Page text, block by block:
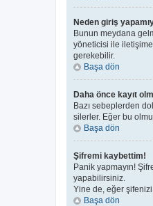
Neden giriş
Bunun meydana
yöneticisi ile
gerekebilir.
Başa dön
Daha önce kayıt
Bazı sebeplerden
silerler. Eğer bu
Başa dön
Şifremi kaybettim!
Panik yapmayın!
yapabilirsiniz.
Yine de, eğer şifenizi
Başa dön